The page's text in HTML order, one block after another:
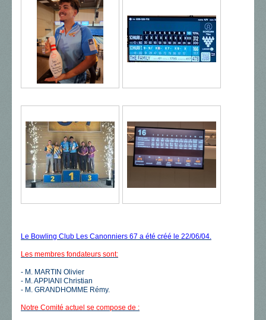
Le Bowling Club Les Canonniers 67 a été créé le 22/06/04.
Les membres fondateurs sont:
- M. MARTIN Olivier
- M. APPIANI Christian
- M. GRANDHOMME Rémy.
Notre Comité actuel se compose de :